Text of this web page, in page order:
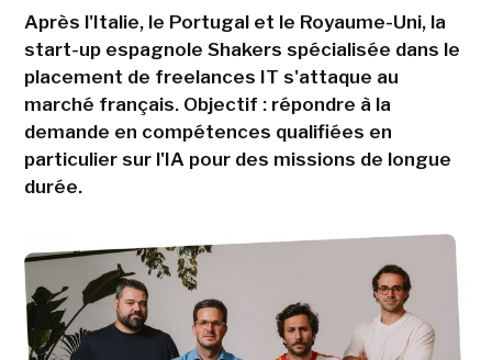
Après l'Italie, le Portugal et le Royaume-Uni, la
start-up espagnole Shakers spécialisée dans le
placement de freelances IT s'attaque au
marché français. Objectif : répondre à la
demande en compétences qualifiées en
particulier sur l'IA pour des missions de longue
durée.